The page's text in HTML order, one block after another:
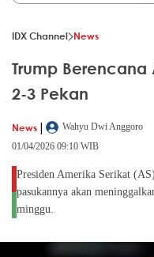
IDX Channel News
Trump
2-3 Pekan
News |
Wahyu Dwi Anggoro
01/04/2026 09:10 WIB
Presiden Amerika Serikat
pasukannya akan
minggu.